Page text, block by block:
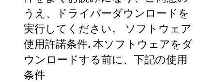
うえ、ドライバーダウンロードを
実行してください。 ソフトウェア
使用許諾条件. 本ソフトウェアをダ
ウンロードする前に、下記の使用
条件